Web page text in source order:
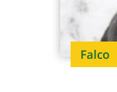
Falco